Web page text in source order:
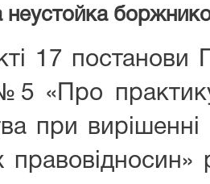
неустойка
17 постанови
«Про
при